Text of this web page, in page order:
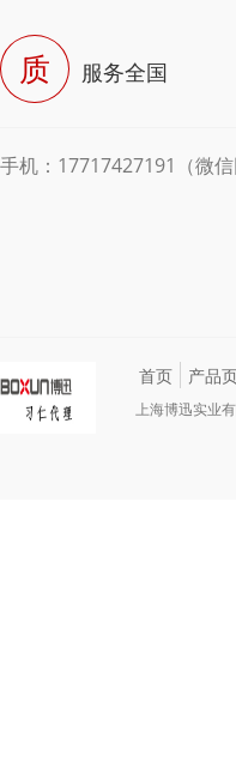
质 服务全国
手机：17717427191（微信
首页 产品
上海博迅实业